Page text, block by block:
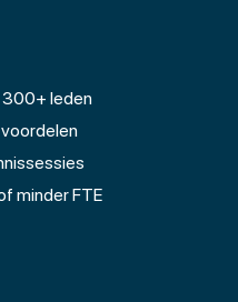
leden
minder FTE